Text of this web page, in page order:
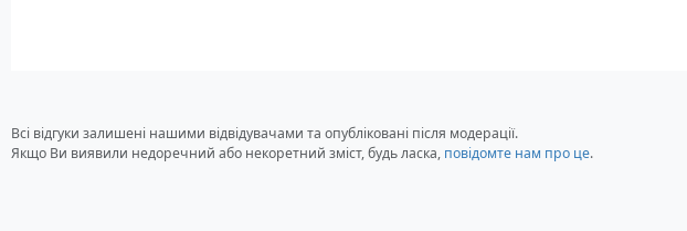
Всі відгуки залишені нашими відвідувачами та опубліковані після модерації.
Якщо Ви виявили недоречний або некоретний зміст, будь ласка, повідомте нам про це.